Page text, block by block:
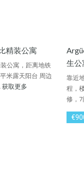
精装公寓
公寓，距离地铁
米露天阳台 周边
获取更多
生公
靠近
程，
修，